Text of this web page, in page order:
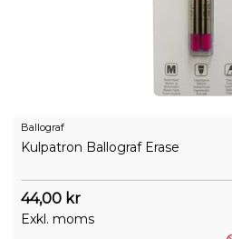
Ballograf
Kulpatron Ballograf Erase
44,00 kr
Exkl. moms